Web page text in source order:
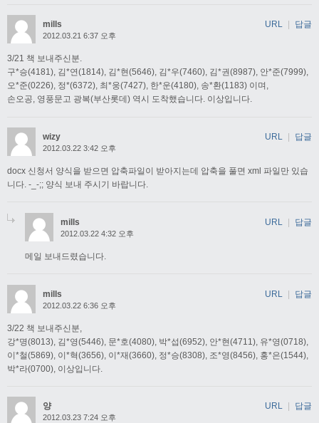
mills
2012.03.21 6:37 오후
3/21 책 보내주신분.
구*승(4181), 김*연(1814), 김*현(5646), 김*우(7460), 김*권(8987), 안*준(7999),
오*준(0226), 정*(6372), 최*웅(7427), 한*운(4180), 송*환(1183) 이며,
손오공, 영풍문고 광복(부산롯데) 역시 도착했습니다. 이상입니다.
URL 답글
wizy
2012.03.22 3:42 오후
docx 신청서 양식을 받으면 압축파일이 받아지는데 압축을 풀면 xml 파일만 있습
니다. -_-;; 양식 보내 주시기 바랍니다.
URL 답글
mills
2012.03.22 4:32 오후
메일 보내드렸습니다.
URL | 답글
mills
2012.03.22 6:36 오후
3/22 책 보내주신분,
강*명(8013), 김*영(5446), 문*호(4080), 박*섭(6952), 안*현(4711), 유*영(0718),
이*철(5869), 이*혁(3656), 이*재(3660), 정*승(8308), 조*영(8456), 홍*은(1544),
박*라(0700), 이상입니다.
URL | 답글
양
2012.03.23 7:24 오후
URL 답글